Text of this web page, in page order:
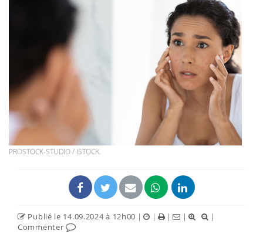
PROSTOCK-STUDIO / ISTOCK.
Publié le 14.09.2024 à 12h00 | | | |
|
Commenter